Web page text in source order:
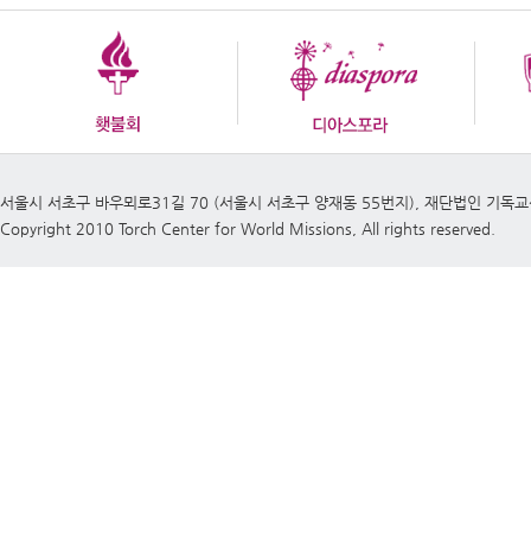
서울시 서초구 바우뫼로31길 70 (서울시 서초구 양재동 55번지), 재단법인
Copyright 2010 Torch Center for World Missions, All rights reserved.